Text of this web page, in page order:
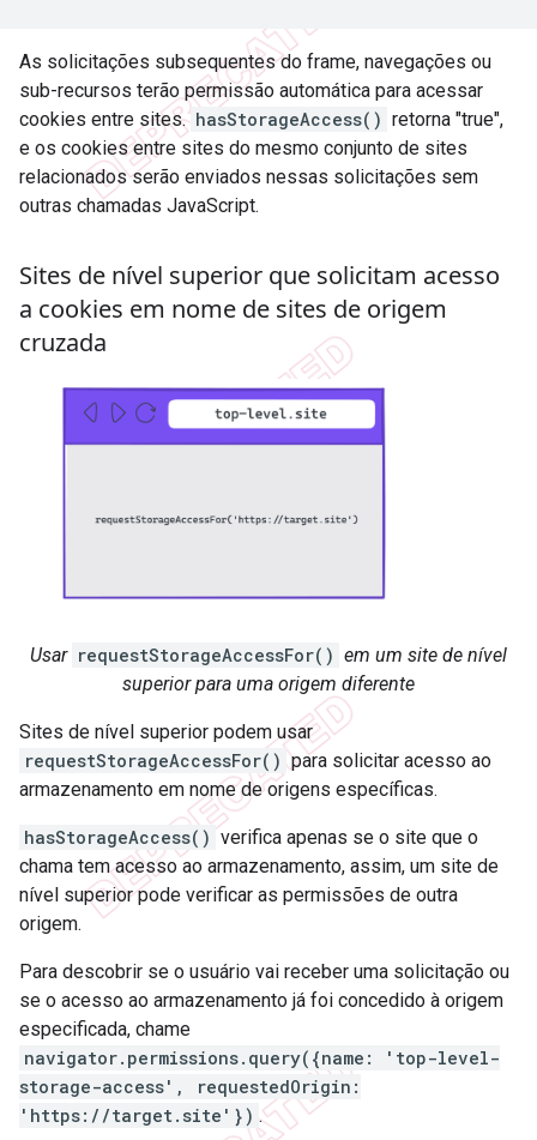
As solicitações subsequentes do frame, navegações ou
sub-recursos terão permissão automática para acessar
cookies entre sites. hasStorageAccess() retorna "true",
e os cookies entre sites do mesmo conjunto de sites
relacionados serão enviados nessas solicitações sem
outras chamadas JavaScript.
Sites de nível superior que solicitam acesso
a cookies em nome de sites de origem
cruzada
Usar requestStorageAccessFor() em um site de nível
superior para uma origem diferente
Sites de nível superior podem usar
requestStorageAccessFor() para solicitar acesso ao
armazenamento em nome de origens específicas.
hasStorageAccess() verifica apenas se o site que o
chama tem acesso ao armazenamento, assim, um site de
nível superior pode verificar as permissões de outra
origem.
Para descobrir se o usuário vai receber uma solicitação ou
se o acesso ao armazenamento já foi concedido à origem
especificada, chame
navigator.permissions.query({name: 'top-level-
storage-access', requestedOrigin:
'https://target.site'}) .